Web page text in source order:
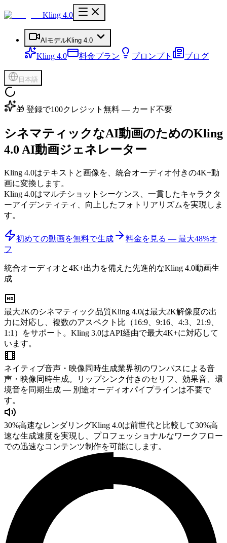
Kling 4.0
AIモデルKling 4.0
Kling 4.0 料金プラン プロンプト ブログ
日本語
🎁 登録で100クレジット無料 — カード不要
シネマティックなAI動画のためのKling
4.0 AI動画ジェネレーター
Kling 4.0はテキストと画像を、統合オーディオ付きの4K+動
画に変換します。
Kling 4.0はマルチショットシーケンス、一貫したキャラクタ
ーアイデンティティ、向上したフォトリアリズムを実現しま
す。
初めての動画を無料で生成
料金を見る — 最大48%オ
フ
統合オーディオと4K+出力を備えた先進的なKling 4.0動画生
成
最大2Kのシネマティック品質Kling 4.0は最大2K解像度の出
力に対応し、複数のアスペクト比（16:9、9:16、4:3、21:9、
1:1）をサポート。Kling 3.0はAPI経由で最大4K+に対応して
います。
ネイティブ音声・映像同時生成業界初のワンパスによる音
声・映像同時生成。リップシンク付きのセリフ、効果音、環
境音を同期生成 — 別途オーディオパイプラインは不要で
す。
30%高速なレンダリングKling 4.0は前世代と比較して30%高
速な生成速度を実現し、プロフェッショナルなワークフロー
での迅速なコンテンツ制作を可能にします。